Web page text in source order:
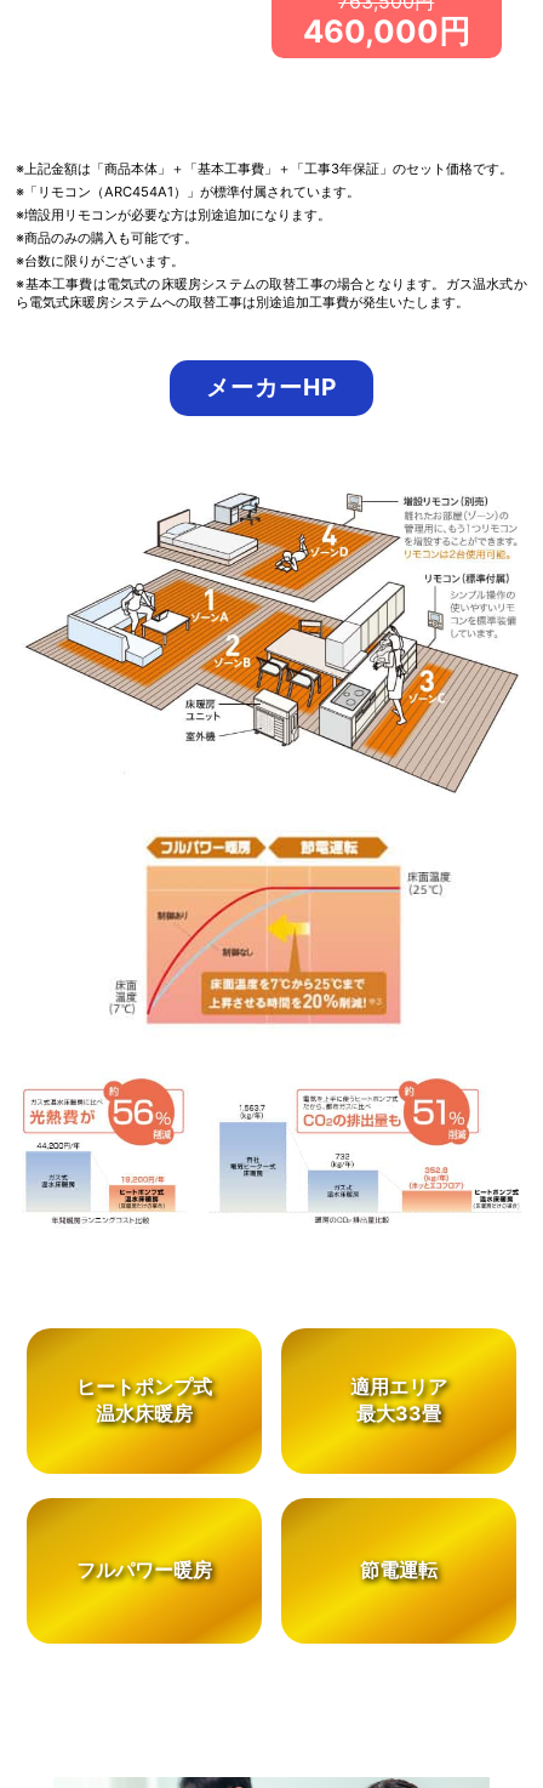
460,000円
※上記金額は「商品本体」＋「基本工事費」＋「工事3年保証」のセット価格です。
※「リモコン（ARC454A1）」が標準付属されています。
※増設用リモコンが必要な方は別途追加になります。
※商品のみの購入も可能です。
※台数に限りがございます。
※基本工事費は電気式の床暖房システムの取替工事の場合となります。ガス温水式か
ら電気式床暖房システムへの取替工事は別途追加工事費が発生いたします。
メーカーHP
ヒートポンプ式
温水床暖房
適用エリア
最大33畳
フルパワー暖房 節電運転